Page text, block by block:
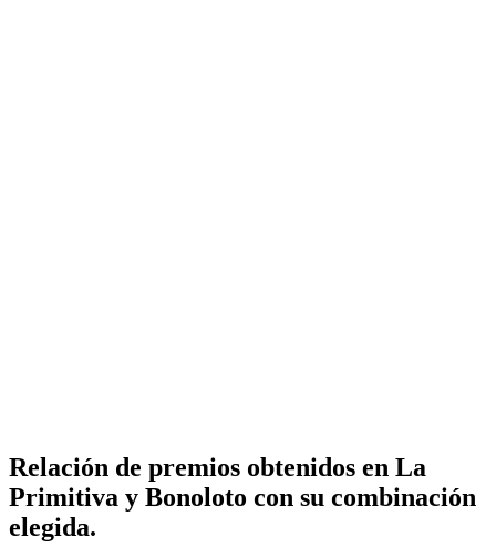
Relación de premios obtenidos en La
Primitiva y Bonoloto con su combinación
elegida.